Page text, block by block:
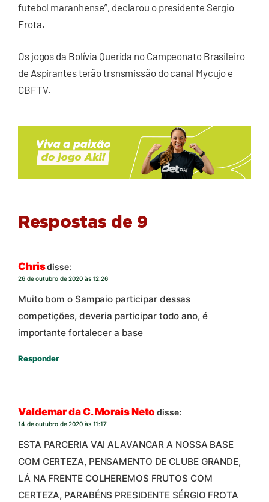
futebol maranhense”, declarou o presidente Sergio
Frota.
Os jogos da Bolívia Querida no Campeonato Brasileiro
de Aspirantes terão trsnsmissão do canal Mycujo e
CBFTV.
Respostas de 9
Chrisdisse:
26 de outubro de 2020 às 12:26
Muito bom o Sampaio participar dessas
competições, deveria participar todo ano, é
importante fortalecer a base
Responder
Valdemar da C. Morais Neto disse:
14 de outubro de 2020 às 11:17
ESTA PARCERIA VAI ALAVANCAR A NOSSA BASE
COM CERTEZA, PENSAMENTO DE CLUBE GRANDE,
LÁ NA FRENTE COLHEREMOS FRUTOS COM
CERTEZA, PARABÉNS PRESIDENTE SÉRGIO FROTA